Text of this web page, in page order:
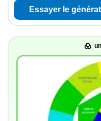
Essayer le